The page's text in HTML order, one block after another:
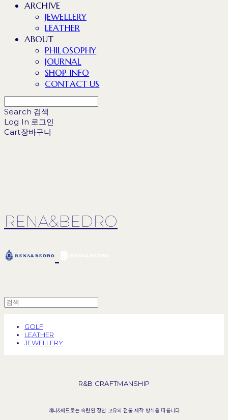
ARCHIVE
JEWELLERY
LEATHER
ABOUT
PHILOSOPHY
JOURNAL
SHOP INFO
CONTACT US
Search 검색
Log In 로그인
Cart장바구니
RENA&BEDRO
GOLF
LEATHER
JEWELLERY
R&B CRAFTMANSHIP
레나&베드로는 숙련된 장인 고유의 전통 제작 방식을 따릅니다